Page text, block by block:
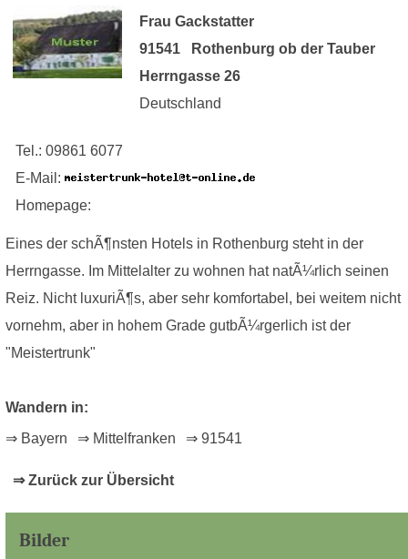
Frau Gackstatter
91541 Rothenburg ob der Tauber
Herrngasse 26
Deutschland
Tel.: 09861 6077
E-Mail:
Homepage:
Eines der schÃ¶nsten Hotels in Rothenburg steht in der
Herrngasse. Im Mittelalter zu wohnen hat natÃ¼rlich seinen
Reiz. Nicht luxuriÃ¶s, aber sehr komfortabel, bei weitem nicht
vornehm, aber in hohem Grade gutbÃ¼rgerlich ist der
"Meistertrunk"
Wandern in:
⇒ Bayern ⇒ Mittelfranken ⇒ 91541
⇒ Zurück zur Übersicht
Bilder